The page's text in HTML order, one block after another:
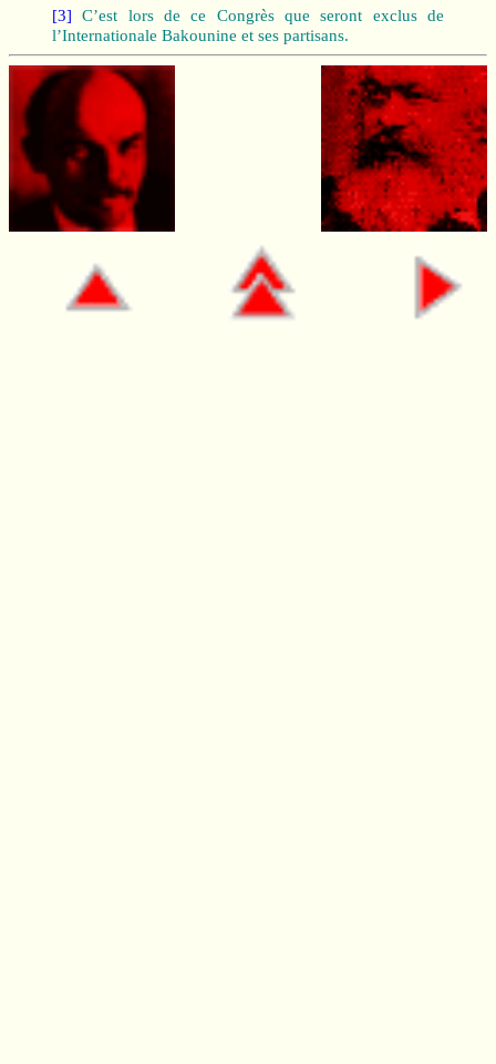
[3]C’est lors de ce Congrès que seront exclus de
l’Internationale Bakounine et ses partisans.